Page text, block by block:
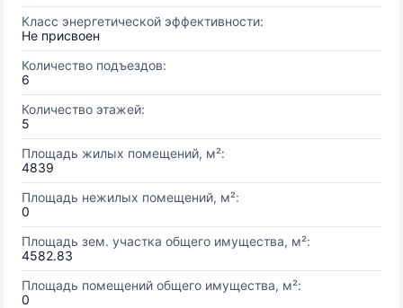
Класс энергетической эффективности:
Не присвоен
Количество подъездов:
6
Количество этажей:
5
Площадь жилых помещений, м²:
4839
Площадь нежилых помещений, м²:
0
Площадь зем. участка общего имущества, м²:
4582.83
Площадь помещений общего имущества, м²:
0